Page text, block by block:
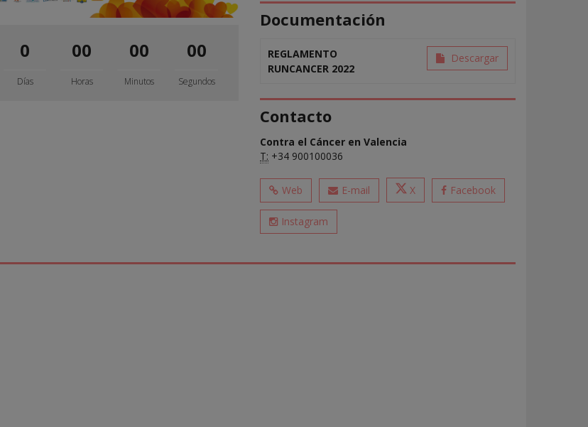
0
Días
00
Horas
00
Minutos
00
Segundos
Documentación
REGLAMENTO
RUNCANCER 2022
Descargar
Contacto
Contra el Cáncer en Valencia
T: +34 900100036
Web E-mail X Facebook
Instagram